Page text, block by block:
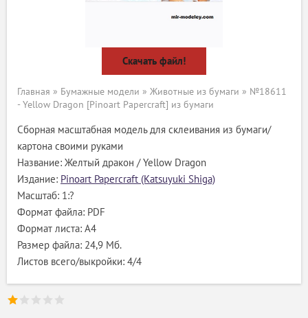
Скачать файл!
Главная » Бумажные модели » Животные из бумаги » №18611
- Yellow Dragon [Pinoart Papercraft] из бумаги
Сборная масштабная модель для склеивания из бумаги/
картона своими руками
Название: Желтый дракон / Yellow Dragon
Издание: Pinoart Papercraft (Katsuyuki Shiga)
Масштаб: 1:?
Формат файла: PDF
Формат листа: А4
Размер файла: 24,9 Мб.
Листов всего/выкройки: 4/4